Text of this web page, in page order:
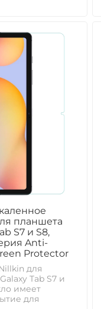
планшета
S7 и S8,
Anti-
Protector
для
Tab S7 и
имеет
для